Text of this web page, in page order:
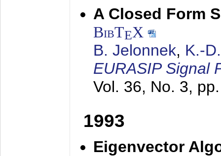
A Closed Form
BibTEX
B. Jelonnek, K.-
EURASIP Signal
Vol. 36, No. 3,
1993
Eigenvector